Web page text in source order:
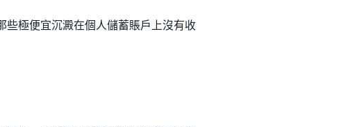
些極便宜沉澱在個人儲蓄賬戶上沒有收